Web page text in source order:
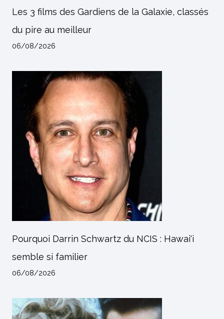
Les 3 films des Gardiens de la Galaxie, classés
du pire au meilleur
06/08/2026
Pourquoi Darrin Schwartz du NCIS : Hawai'i
semble si familier
06/08/2026